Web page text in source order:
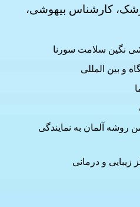
کارشناس بیهوشی،
نگین سلامت سورنا
و بین المللی
روشه آلمان به نمایندگی
زیبایی و درمانی